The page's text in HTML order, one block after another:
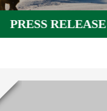
PRESS RELEASE